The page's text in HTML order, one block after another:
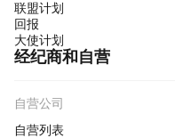
联盟计划
回报
大使计划
经纪商和自营
自营公司
自营列表